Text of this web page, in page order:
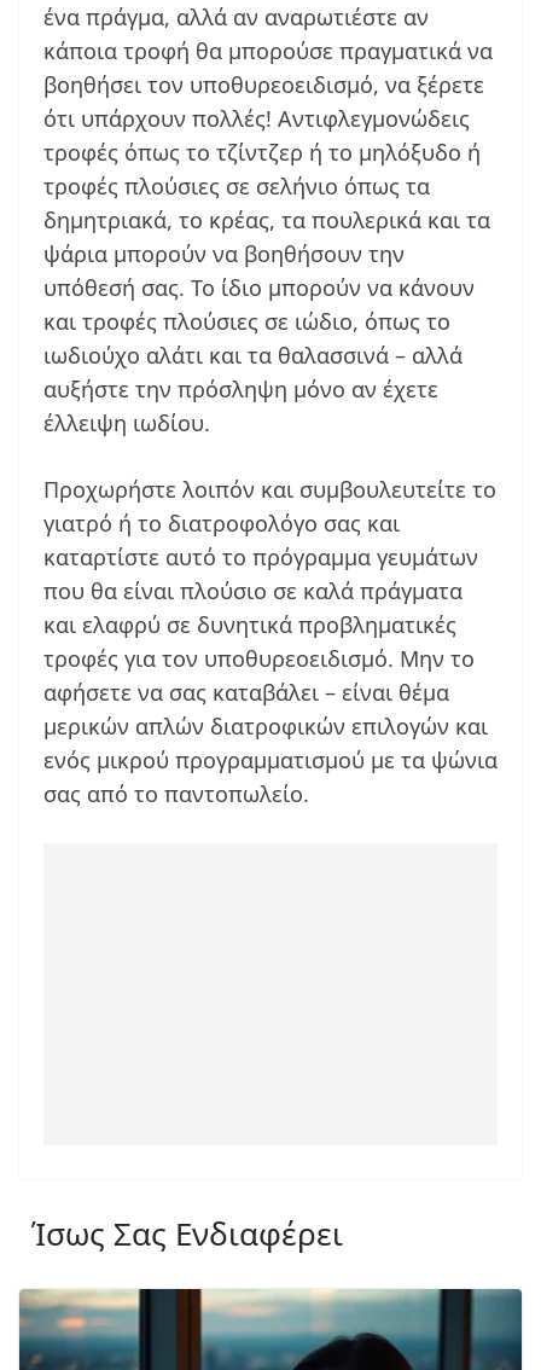
ένα πράγμα, αλλά αν αναρωτιέστε αν
κάποια τροφή θα μπορούσε πραγματικά να
βοηθήσει τον υποθυρεοειδισμό, να ξέρετε
ότι υπάρχουν πολλές! Αντιφλεγμονώδεις
τροφές όπως το τζίντζερ ή το μηλόξυδο ή
τροφές πλούσιες σε σελήνιο όπως τα
δημητριακά, το κρέας, τα πουλερικά και τα
ψάρια μπορούν να βοηθήσουν την
υπόθεσή σας. Το ίδιο μπορούν να κάνουν
και τροφές πλούσιες σε ιώδιο, όπως το
ιωδιούχο αλάτι και τα θαλασσινά – αλλά
αυξήστε την πρόσληψη μόνο αν έχετε
έλλειψη ιωδίου.
Προχωρήστε λοιπόν και συμβουλευτείτε το
γιατρό ή το διατροφολόγο σας και
καταρτίστε αυτό το πρόγραμμα γευμάτων
που θα είναι πλούσιο σε καλά πράγματα
και ελαφρύ σε δυνητικά προβληματικές
τροφές για τον υποθυρεοειδισμό. Μην το
αφήσετε να σας καταβάλει – είναι θέμα
μερικών απλών διατροφικών επιλογών και
ενός μικρού προγραμματισμού με τα ψώνια
σας από το παντοπωλείο.
Ίσως Σας Ενδιαφέρει